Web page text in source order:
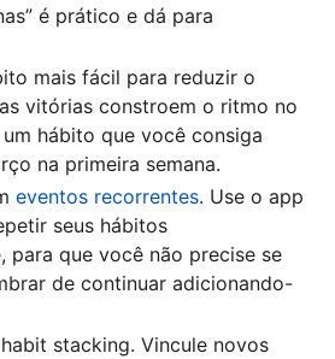
é prático e dá para
mais fácil para reduzir o
vitórias constroem o ritmo no
hábito que você consiga
na primeira semana.
eventos recorrentes. Use o app
seus hábitos
para que você não precise se
de continuar adicionando-
stacking. Vincule novos